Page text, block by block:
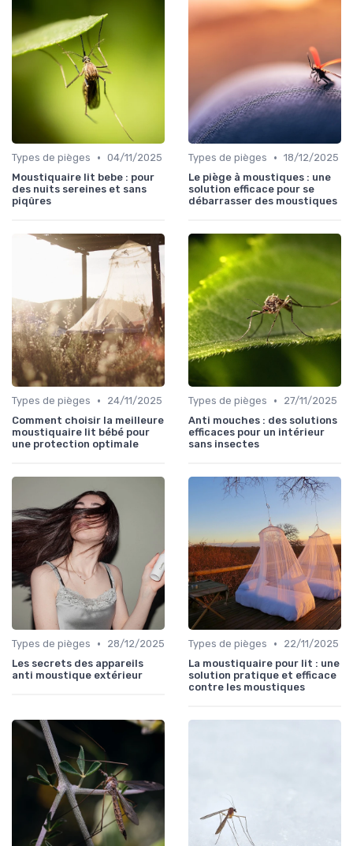
Types de pièges • 04/11/2025
Moustiquaire lit bebe : pour
des nuits sereines et sans
piqûres
Types de pièges • 18/12/2025
Le piège à moustiques : une
solution efficace pour se
débarrasser des moustiques
Types de pièges •
24/11/2025
Comment choisir la meilleure
moustiquaire lit bébé pour
une protection optimale
Types de pièges •
27/11/2025
Anti mouches : des solutions
efficaces pour un intérieur
sans insectes
Types de pièges •
28/12/2025
Les secrets des appareils
anti moustique extérieur
Types de pièges •
22/11/2025
La moustiquaire pour lit : une
solution pratique et efficace
contre les moustiques